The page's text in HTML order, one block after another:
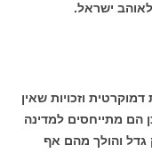
ישראל.
וזכויות שאין
הם מתייחסים למדינה
גדל והולך מהם אף